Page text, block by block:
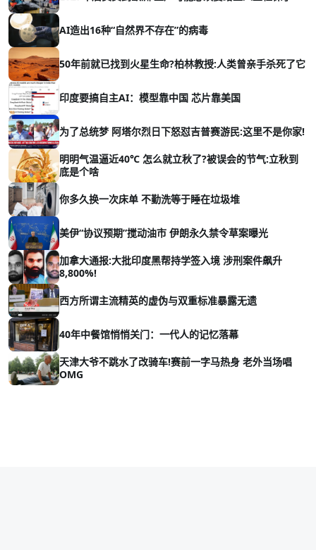
AI造出16种“自然界不存在”的病毒
50年前就已找到火星生命?柏林教授:人类曾亲手杀死了它
印度要搞自主AI：模型靠中国 芯片靠美国
为了总统梦 阿塔尔烈日下怒怼吉普赛游民:这里不是你家!
明明气温逼近40℃ 怎么就立秋了?被误会的节气:立秋到
底是个啥
你多久换一次床单 不勤洗等于睡在垃圾堆
美伊“协议预期”搅动油市 伊朗永久禁令草案曝光
加拿大通报:大批印度黑帮持学签入境 涉刑案件飙升
8,800%!
西方所谓主流精英的虚伪与双重标准暴露无遗
40年中餐馆悄悄关门：一代人的记忆落幕
天津大爷不跳水了改骑车!赛前一字马热身 老外当场唱
OMG